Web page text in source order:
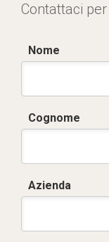
Contattaci
Nome
Cognome
Azienda